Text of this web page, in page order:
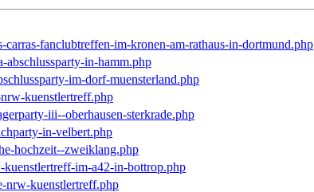
carras-fanclubtreffen-im-kronen-am-rathaus-in-dortmund.php
abschlussparty-in-hamm.php
im-dorf-muensterland.php
kuenstlertreff.php
iii--oberhausen-sterkrade.php
in-velbert.php
hochzeit--zweiklang.php
im-a42-in-bottrop.php
nrw-kuenstlertreff.php